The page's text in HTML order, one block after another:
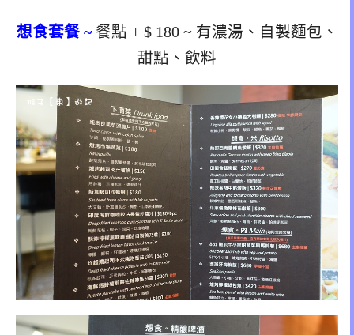
想食套餐 ~ 餐點 + $ 180 ~ 有濃湯、自製麵包、
甜點、飲料